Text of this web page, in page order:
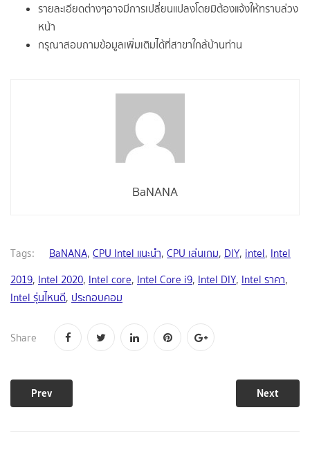
รายละเอียดต่างๆอาจมีการเปลี่ยนแปลงโดยมิต้องแจ้งให้ทราบล่วง
หน้า
กรุณาสอบถามข้อมูลเพิ่มเติมได้ที่สาขาใกล้บ้านท่าน
BaNANA
Tags: BaNANA, CPU Intel แนะนำ, CPU เล่นเกม, DIY, intel, Intel
2019, Intel 2020, Intel core, Intel Core i9, Intel DIY, Intel ราคา,
Intel รุ่นไหนดี, ประกอบคอม
Share
Prev Next